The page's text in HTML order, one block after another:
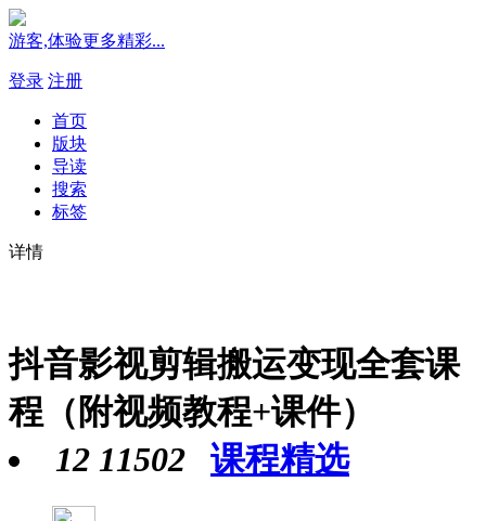
游客,体验更多精彩...
登录 注册
首页
版块
导读
搜索
标签
详情
抖音影视剪辑搬运变现全套课
程（附视频教程+课件）
12 11502 课程精选